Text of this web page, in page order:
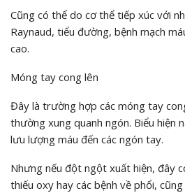
Cũng có thể do cơ thể tiếp xúc với
Raynaud, tiểu đường, bệnh mạch
cao.
Móng tay cong lên
Đây là trường hợp các móng tay
thường xung quanh ngón. Biểu hiện
lưu lượng máu đến các ngón tay.
Nhưng nếu đột ngột xuất hiện, đây
thiếu oxy hay các bệnh về phổi,